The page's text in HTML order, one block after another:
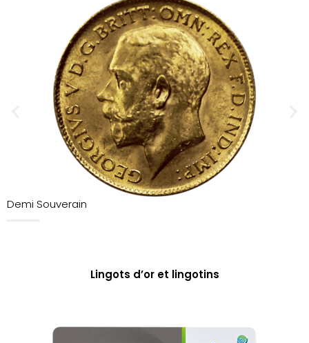
Demi Souverain
Lingots d’or et lingotins